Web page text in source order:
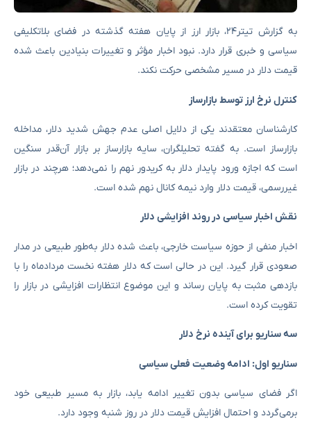
به گزارش تیتر۲۴، بازار ارز از پایان هفته گذشته در فضای بلاتکلیفی
سیاسی و خبری قرار دارد. نبود اخبار مؤثر و تغییرات بنیادین باعث شده
قیمت دلار در مسیر مشخصی حرکت نکند.
کنترل نرخ ارز توسط بازارساز
کارشناسان معتقدند یکی از دلایل اصلی عدم جهش شدید دلار، مداخله
بازارساز است. به گفته تحلیلگران، سایه بازارساز بر بازار آن‌قدر سنگین
است که اجازه ورود پایدار دلار به کریدور نهم را نمی‌دهد؛ هرچند در بازار
غیررسمی، قیمت دلار وارد نیمه کانال نهم شده است.
نقش اخبار سیاسی در روند افزایشی دلار
اخبار منفی از حوزه سیاست خارجی، باعث شده دلار به‌طور طبیعی در مدار
صعودی قرار گیرد. این در حالی است که دلار هفته نخست مردادماه را با
بازدهی مثبت به پایان رساند و این موضوع انتظارات افزایشی در بازار را
تقویت کرده است.
سه سناریو برای آینده نرخ دلار
سناریو اول: ادامه وضعیت فعلی سیاسی
اگر فضای سیاسی بدون تغییر ادامه یابد، بازار به مسیر طبیعی خود
برمی‌گردد و احتمال افزایش قیمت دلار در روز شنبه وجود دارد.